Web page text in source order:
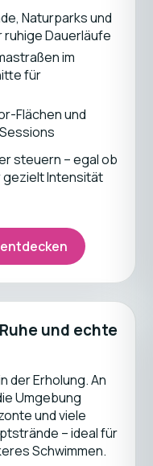
Naturparks und
Dauerläufe
im
für
Flächen und
steuern – egal ob
gezielt Intensität
und echte
der Erholung. An
Umgebung
und viele
– ideal für
Schwimmen.